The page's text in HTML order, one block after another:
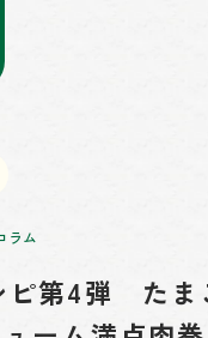
ラム
ピ第4弾 たま